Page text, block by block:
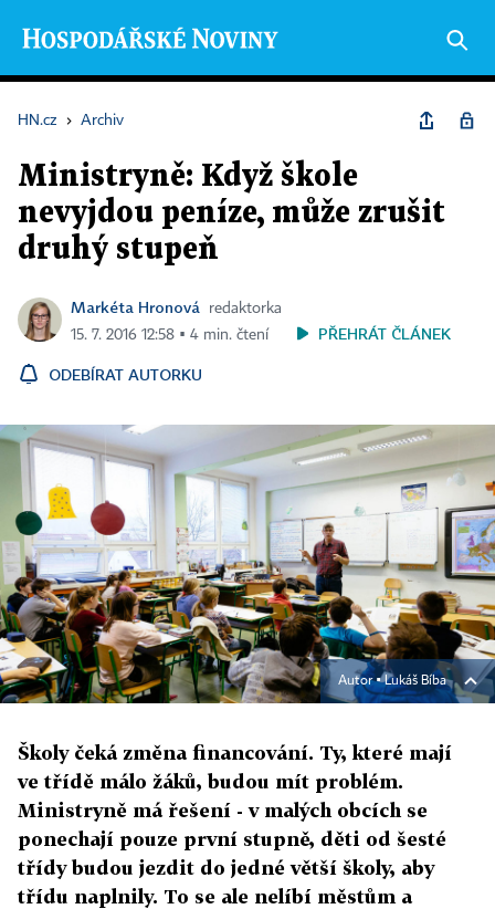
HN.cz › Archiv
Ministryně: Když škole
nevyjdou peníze, může zrušit
druhý stupeň
Markéta Hronová
redaktorka
15. 7. 2016 12:58 ▪ 4 min. čtení
PŘEHRÁT ČLÁNEK
ODEBÍRAT AUTORKU
Autor ▪Lukáš Bíba
Školy čeká změna financování. Ty, které mají
ve třídě málo žáků, budou mít problém.
Ministryně má řešení - v malých obcích se
ponechají pouze první stupně, děti od šesté
třídy budou jezdit do jedné větší školy, aby
třídu naplnily. To se ale nelíbí městům a